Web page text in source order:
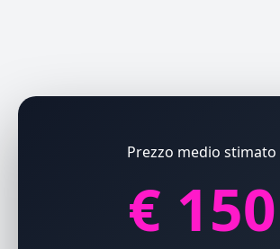
Prezzo medio stimato
€ 150